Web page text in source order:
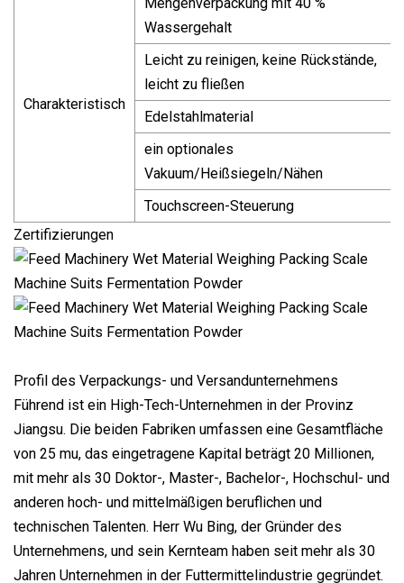
Charakteristisch
Wassergehalt
Leicht zu reinigen, keine Rückstände,
leicht zu fließen
Edelstahlmaterial
ein optionales
Vakuum/Heißsiegeln/Nähen
Touchscreen-Steuerung
Zertifizierungen
Profil des Verpackungs- und Versandunternehmens
Führend ist ein High-Tech-Unternehmen in der Provinz
Jiangsu. Die beiden Fabriken umfassen eine Gesamtfläche
von 25 mu, das eingetragene Kapital beträgt 20 Millionen,
mit mehr als 30 Doktor-, Master-, Bachelor-, Hochschul- und
anderen hoch- und mittelmäßigen beruflichen und
technischen Talenten. Herr Wu Bing, der Gründer des
Unternehmens, und sein Kernteam haben seit mehr als 30
Jahren Unternehmen in der Futtermittelindustrie gegründet.